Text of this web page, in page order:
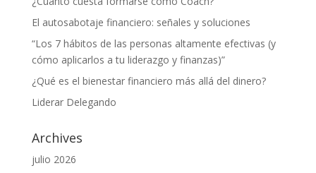
El autosabotaje financiero: señales y soluciones
“Los 7 hábitos de las personas altamente efectivas (y
cómo aplicarlos a tu liderazgo y finanzas)”
¿Qué es el bienestar financiero más allá del dinero?
Liderar Delegando
Archives
julio 2026